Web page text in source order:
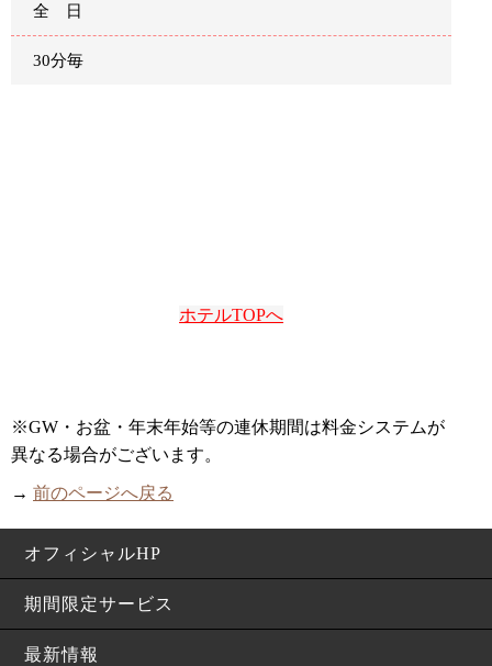
全 日
30分毎
ホテルTOPへ
※GW・お盆・年末年始等の連休期間は料金システムが
異なる場合がございます。
→ 前のページへ戻る
オフィシャルHP
期間限定サービス
最新情報